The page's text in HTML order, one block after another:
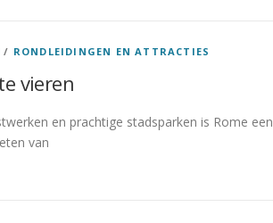
/ RONDLEIDINGEN EN ATTRACTIES
vieren
en prachtige stadsparken is Rome
van